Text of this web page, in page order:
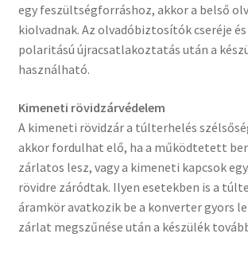
egy feszültségforráshoz, akkor a belső
kiolvadnak. Az olvadóbiztosítók cseréje és
polaritású újracsatlakoztatás után a
használható.
Kimeneti rövidzárvédelem
A kimeneti rövidzár a túlterhelés
akkor fordulhat elő, ha a működtetett
zárlatos lesz, vagy a kimeneti kapcsok
rövidre záródtak. Ilyen esetekben is a
áramkör avatkozik be a konverter gyors
zárlat megszűnése után a készülék